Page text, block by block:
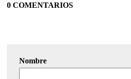
0 COMENTARIOS
Nombre